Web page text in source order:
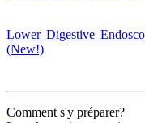
Lower Digestive
(New!)
Comment s'y préparer?